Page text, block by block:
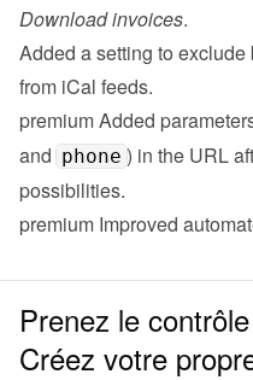
Download invoices.
Added a setting to
from iCal feeds.
premium Added
and phone ) in the URL
possibilities.
premium Improved
Prenez le
Créez votre